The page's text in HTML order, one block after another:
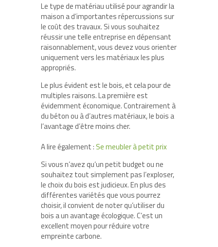
Le type de matériau utilisé pour agrandir la
maison a d’importantes répercussions sur
le coût des travaux. Si vous souhaitez
réussir une telle entreprise en dépensant
raisonnablement, vous devez vous orienter
uniquement vers les matériaux les plus
appropriés.
Le plus évident est le bois, et cela pour de
multiples raisons. La première est
évidemment économique. Contrairement à
du béton ou à d’autres matériaux, le bois a
l’avantage d’être moins cher.
A lire également : Se meubler à petit prix
Si vous n’avez qu’un petit budget ou ne
souhaitez tout simplement pas l’exploser,
le choix du bois est judicieux. En plus des
différentes variétés que vous pourrez
choisir, il convient de noter qu’utiliser du
bois a un avantage écologique. C’est un
excellent moyen pour réduire votre
empreinte carbone.